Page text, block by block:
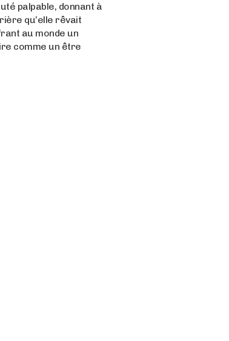
palpable, donnant à
qu’elle rêvait
au monde un
comme un être